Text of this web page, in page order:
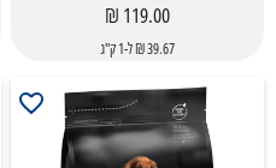
119.00 ₪
39.67 ₪ ל-1 ק"ג